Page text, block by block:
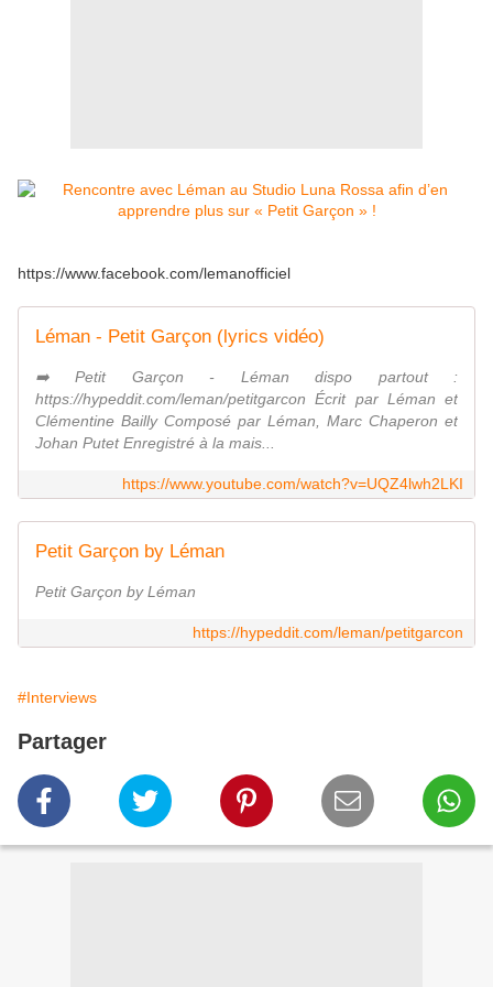
https://www.facebook.com/lemanofficiel
Léman - Petit Garçon (lyrics vidéo)
➡️ Petit Garçon - Léman dispo partout :
https://hypeddit.com/leman/petitgarcon Écrit par Léman et
Clémentine Bailly Composé par Léman, Marc Chaperon et
Johan Putet Enregistré à la mais...
https://www.youtube.com/watch?v=UQZ4lwh2LKI
Petit Garçon by Léman
Petit Garçon by Léman
https://hypeddit.com/leman/petitgarcon
#Interviews
Partager